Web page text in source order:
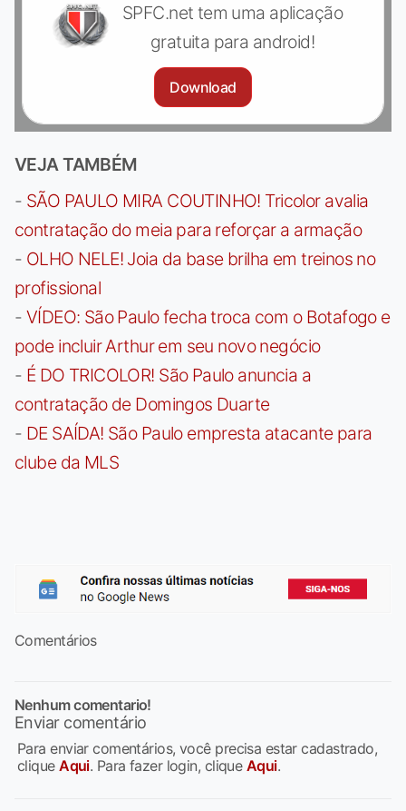
SPFC.net tem uma aplicação
gratuita para android!
Download
VEJA TAMBÉM
- SÃO PAULO MIRA COUTINHO! Tricolor avalia
contratação do meia para reforçar a armação
- OLHO NELE! Joia da base brilha em treinos no
profissional
- VÍDEO: São Paulo fecha troca com o Botafogo e
pode incluir Arthur em seu novo negócio
- É DO TRICOLOR! São Paulo anuncia a
contratação de Domingos Duarte
- DE SAÍDA! São Paulo empresta atacante para
clube da MLS
Comentários
Nenhum comentario!
Enviar comentário
Para enviar comentários, você precisa estar cadastrado,
cliqueAqui. Para fazer login, clique Aqui.